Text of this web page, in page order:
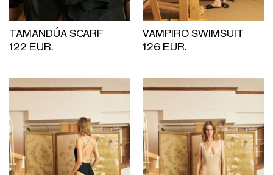
TAMANDÚA SCARF
122 EUR.
VAMPIRO SWIMSUIT
126 EUR.